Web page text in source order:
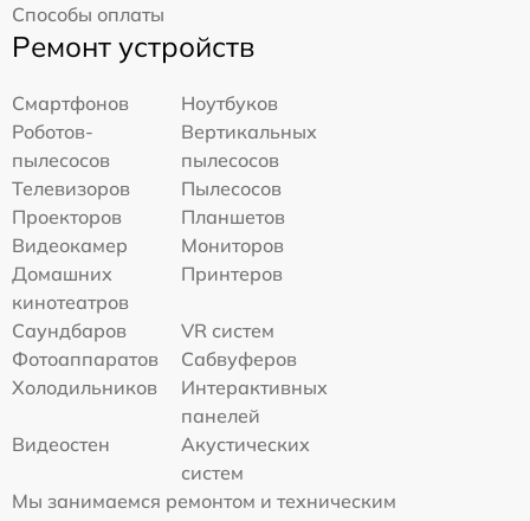
Способы оплаты
Ремонт устройств
Смартфонов
Ноутбуков
Роботов-
пылесосов
Вертикальных
пылесосов
Телевизоров
Пылесосов
Проекторов
Планшетов
Видеокамер
Мониторов
Домашних
кинотеатров
Принтеров
Саундбаров
VR систем
Фотоаппаратов
Сабвуферов
Холодильников
Интерактивных
панелей
Видеостен
Акустических
систем
Мы занимаемся ремонтом и техническим